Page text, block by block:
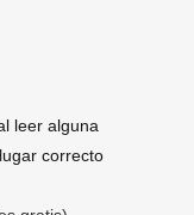
leer alguna
correcto